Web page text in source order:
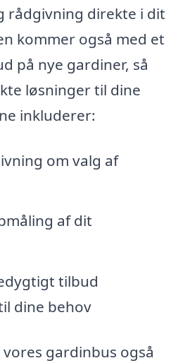
rådgivning direkte i dit
kommer også med et
på nye gardiner, så
løsninger til dine
inkluderer:
om valg af
af dit
tilbud
dine behov
gardinbus også